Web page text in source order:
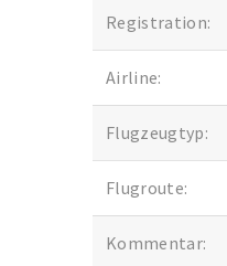
Registration:
Airline:
Flugzeugtyp:
Flugroute:
Kommentar: